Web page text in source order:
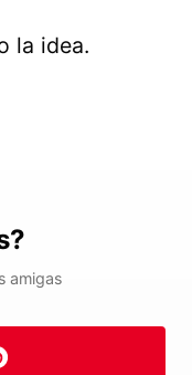
la idea.
amigas